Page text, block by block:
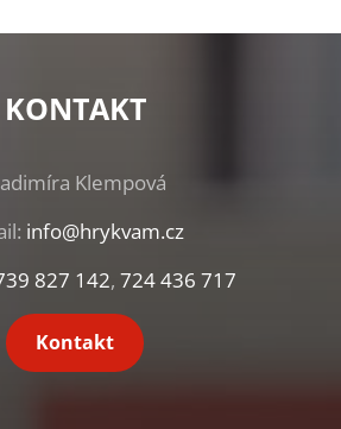
KONTAKT
Klempová
info@hrykvam.cz
827 142, 724 436 717
Kontakt